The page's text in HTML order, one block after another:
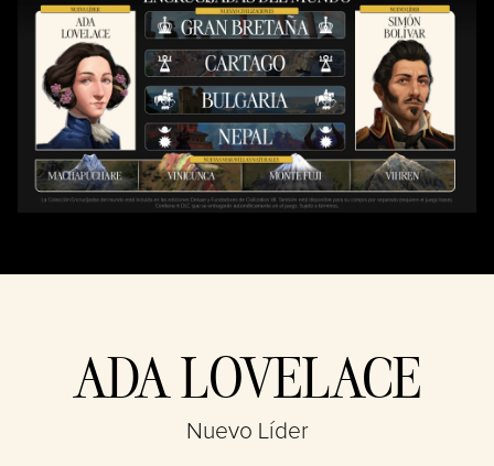
reproducir»,
aceptas la
política de
privacidad de
YouTubey la
transferencia
de datos a los
servidores de
Google.
ADA LOVELACE
Nuevo Líder